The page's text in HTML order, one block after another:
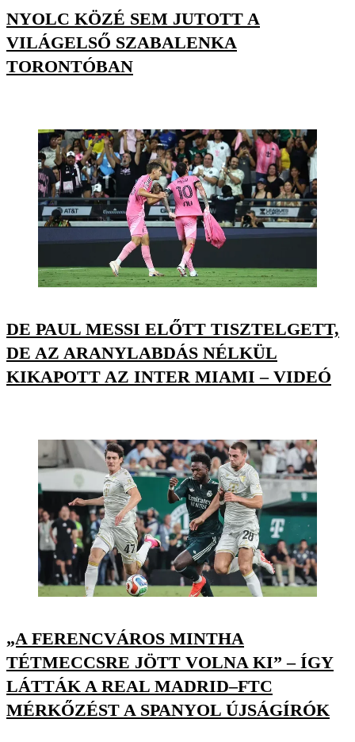
NYOLC KÖZÉ SEM JUTOTT A
VILÁGELSŐ SZABALENKA
TORONTÓBAN
DE PAUL MESSI ELŐTT TISZTELGETT,
DE AZ ARANYLABDÁS NÉLKÜL
KIKAPOTT AZ INTER MIAMI – VIDEÓ
„A FERENCVÁROS MINTHA
TÉTMECCSRE JÖTT VOLNA KI” – ÍGY
LÁTTÁK A REAL MADRID–FTC
MÉRKŐZÉST A SPANYOL ÚJSÁGÍRÓK